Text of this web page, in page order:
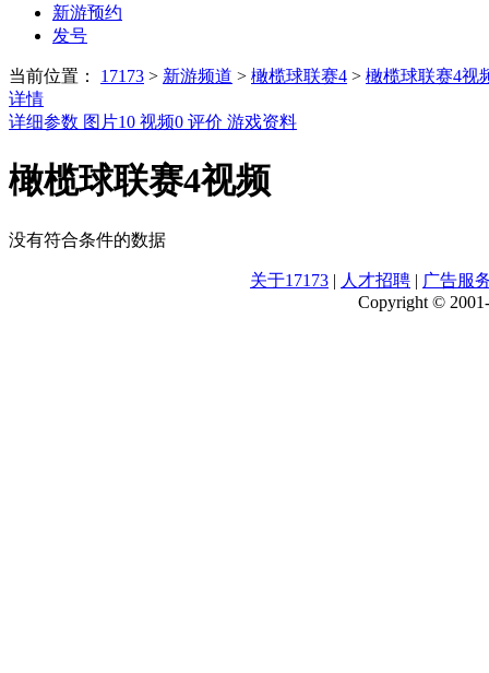
新游预约
发号
当前位置： 17173 > 新游频道 > 橄榄球联赛4 > 橄榄球联赛4视
详情
详细参数 图片10 视频0 评价 游戏资料
橄榄球联赛4视频
没有符合条件的数据
关于17173 | 人才招聘 | 广告服
Copyright ©